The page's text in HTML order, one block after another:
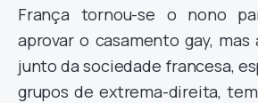
França tornou-se o nono
aprovar o casamento gay,
junto da sociedade francesa,
grupos de extrema-direita,